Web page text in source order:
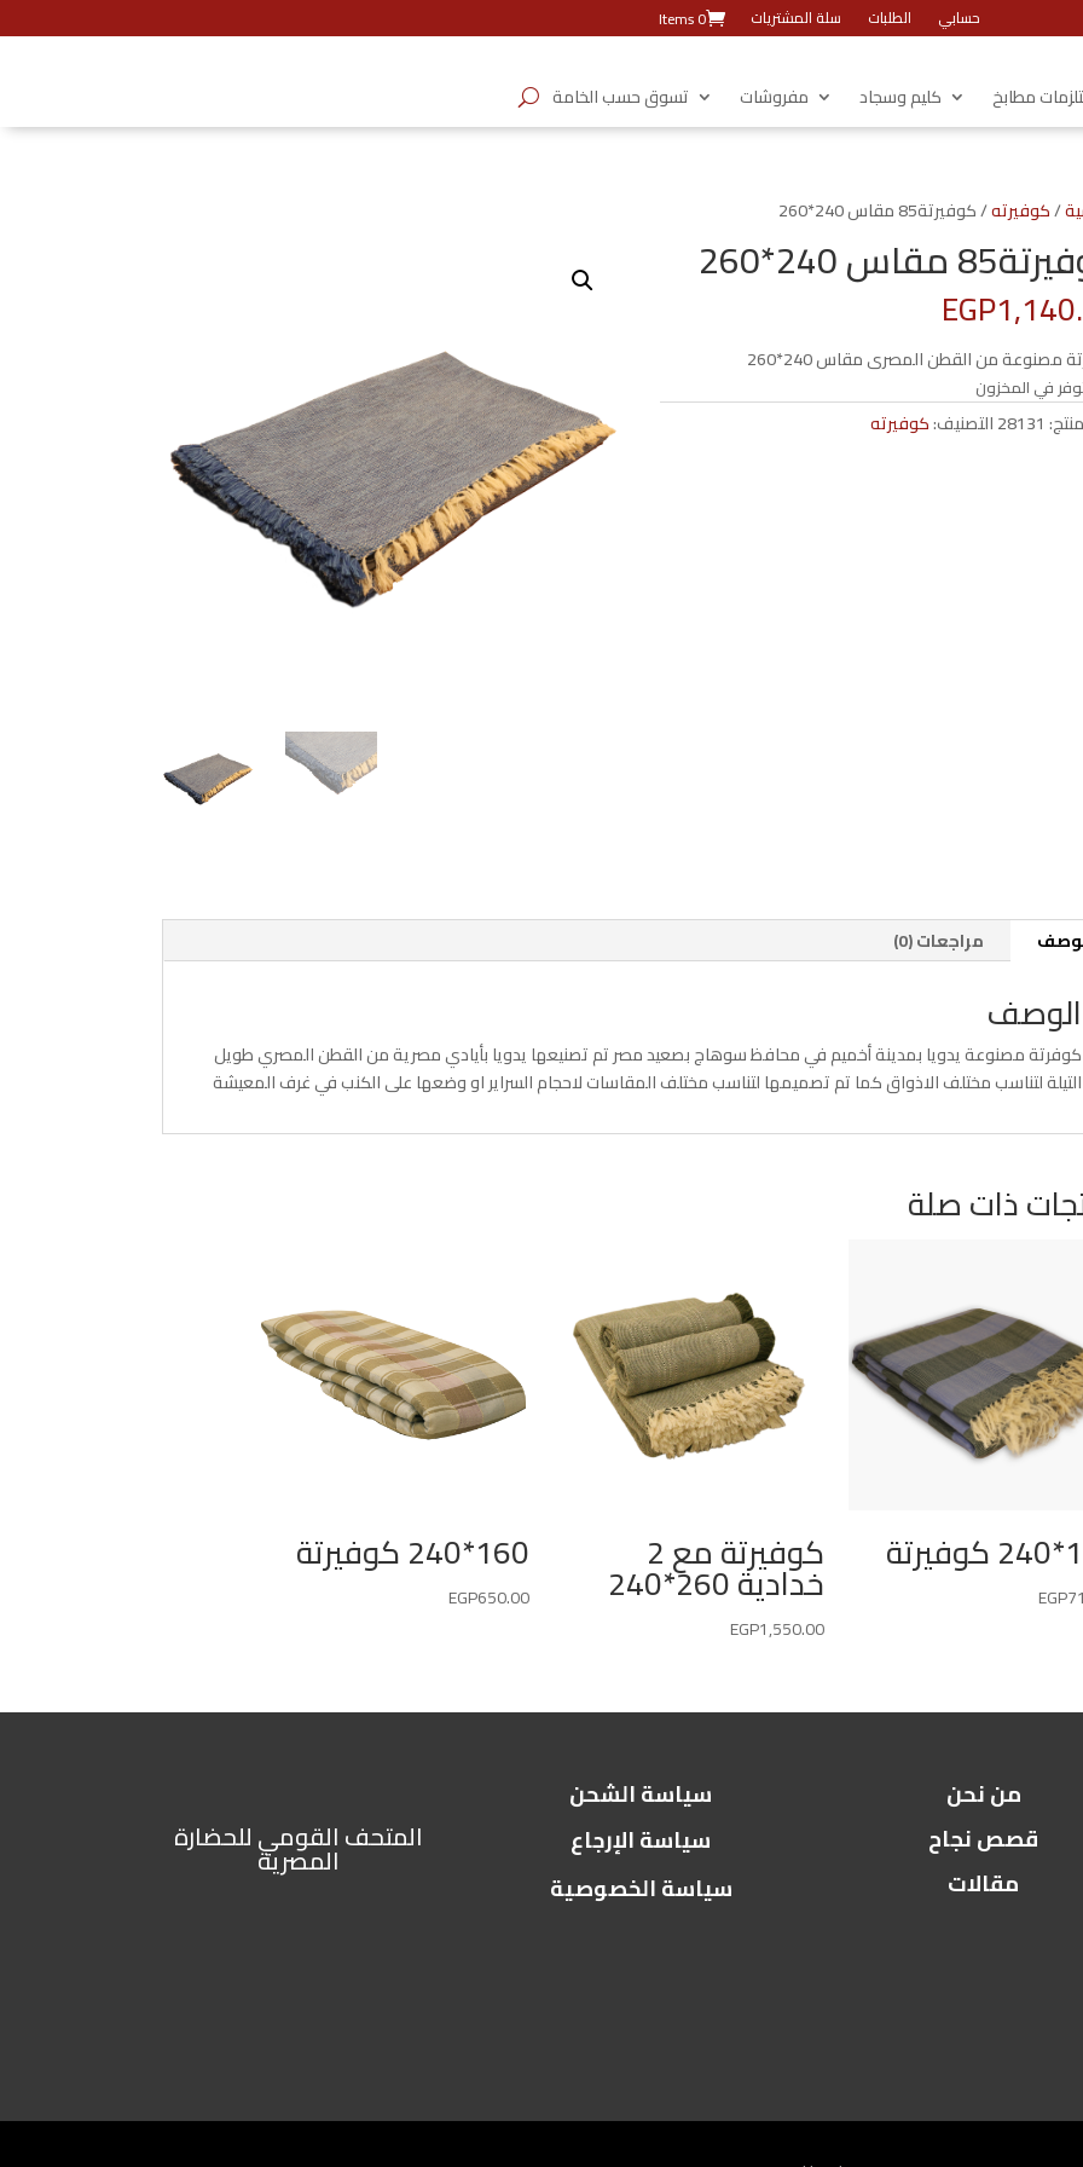
حسابي الطلبات سلة المشتريات 0 Items
مطابخ كليم وسجاد مفروشات تسوق حسب الخامة
/كوفيرته/ كوفيرتة85 مقاس 240*260
مقاس 240*260
EGP
مصنوعة من القطن المصرى مقاس 240*260
في المخزون
28131التصنيف:كوفيرته
مراجعات (0)
الوصف
كوفرتة مصنوعة يدويا بمدينة أخميم في محافظ سوهاج بصعيد مصر تم تصنيعها يدويا بأيادي مصرية من القطن المصري طويل
التيلة لتناسب مختلف الاذواق كما تم تصميمها لتناسب مختلف المقاسات لاحجام السراير او وضعها على الكنب في غرف المعيشة
ذات صلة
EGP
كوفيرتة مع 2
خدادية 260*240
EGP1,550.00
160*240 كوفيرتة
EGP650.00
المتحف القومي للحضارة
المصرية
سياسة الشحن
سياسة الإرجاع
سياسة الخصوصية
من نحن
قصص نجاح
مقالات